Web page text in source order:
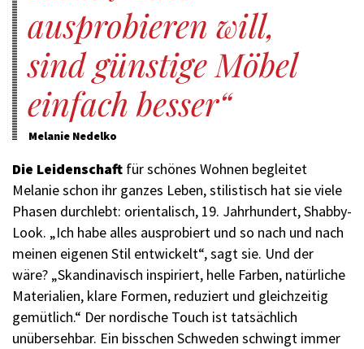
ausprobieren will,
sind günstige Möbel
einfach besser
Melanie Nedelko
Die Leidenschaft für schönes Wohnen begleitet
Melanie schon ihr ganzes Leben, stilistisch hat sie viele
Phasen durchlebt: orientalisch, 19. Jahrhundert, Shabby-
Look. „Ich habe alles ausprobiert und so nach und nach
meinen eigenen Stil entwickelt“, sagt sie. Und der
wäre? „Skandinavisch inspiriert, helle Farben, natürliche
Materialien, klare Formen, reduziert und gleichzeitig
gemütlich.“ Der nordische Touch ist tatsächlich
unübersehbar. Ein bisschen Schweden schwingt immer